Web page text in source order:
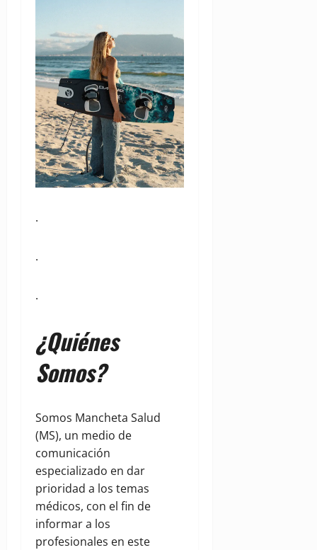
.
.
.
¿Quiénes
Somos?
Somos Mancheta Salud
(MS), un medio de
comunicación
especializado en dar
prioridad a los temas
médicos, con el fin de
informar a los
profesionales en este